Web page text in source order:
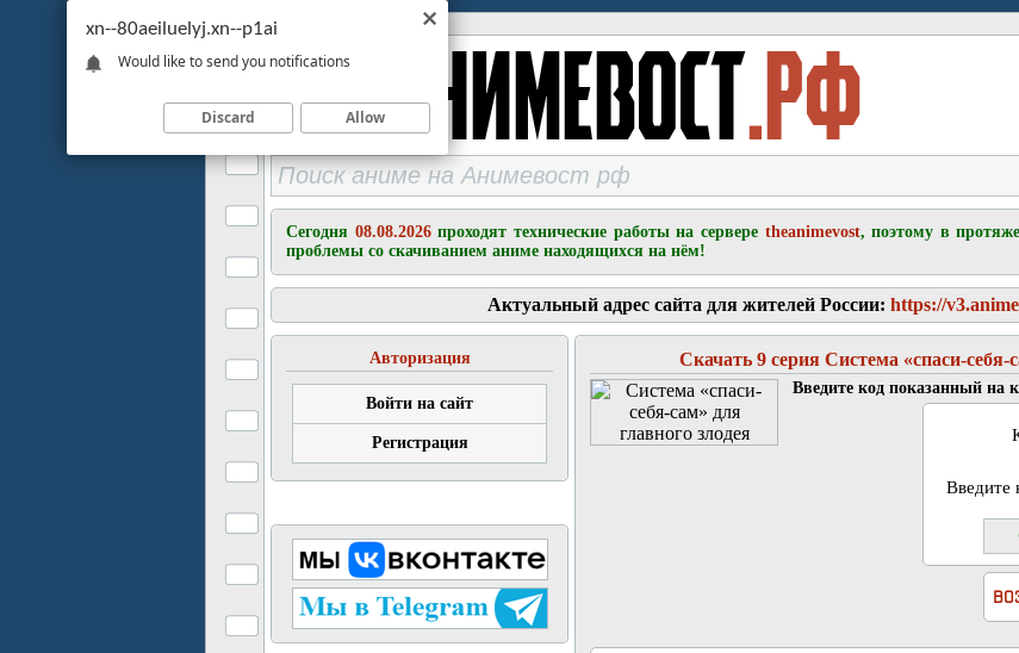
Сегодня 08.08.2026проходят технические работы на сервере theanimevost, поэтому в
проблемы со скачиванием аниме находящихся на нём!
Актуальный адрес сайта для жителей России: https://
Авторизация
Войти на сайт
Регистрация
Скачать 9 серия Система «спаси-себя-
Введите код показанный на
Введите
xn--80aeiluelyj.xn--p1ai
Would like to send you notifications
Discard Allow